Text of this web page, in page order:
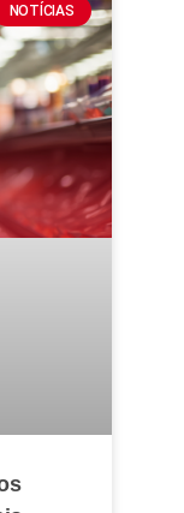
NOTÍCIAS